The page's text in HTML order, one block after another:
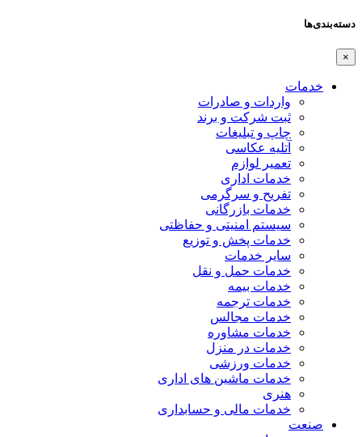
دسته‌بندی‌ها
×
خدمات
واردات و صادرات
ثبت شرکت و برند
چاپ و تبلیغات
آتلیه عکاسی
تعمیر لوازم
خدمات اداری
تفریح و سرگرمی
خدمات بازرگانی
سیستم امنیتی و حفاظتی
خدمات پخش و توزیع
سایر خدمات
خدمات حمل و نقل
خدمات بیمه
خدمات ترجمه
خدمات مجالس
خدمات مشاوره
خدمات در منزل
خدمات ورزشی
خدمات ماشین های اداری
هنری
خدمات مالی و حسابداری
صنعت